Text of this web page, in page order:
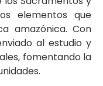
elementos que
amazónica. Con
al estudio y
fomentando la